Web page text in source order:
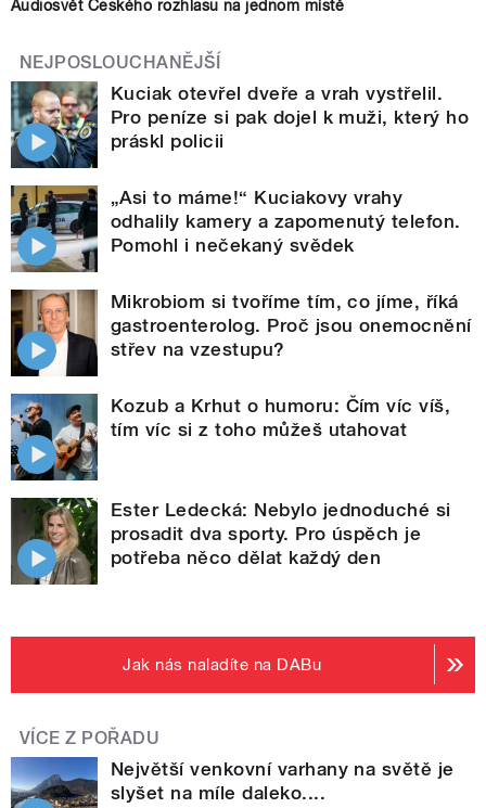
Audiosvět Českého rozhlasu na jednom místě
NEJPOSLOUCHANĚJŠÍ
Kuciak otevřel dveře a vrah vystřelil.
Pro peníze si pak dojel k muži, který ho
práskl policii
„Asi to máme!“ Kuciakovy vrahy
odhalily kamery a zapomenutý telefon.
Pomohl i nečekaný svědek
Mikrobiom si tvoříme tím, co jíme, říká
gastroenterolog. Proč jsou onemocnění
střev na vzestupu?
Kozub a Krhut o humoru: Čím víc víš,
tím víc si z toho můžeš utahovat
Ester Ledecká: Nebylo jednoduché si
prosadit dva sporty. Pro úspěch je
potřeba něco dělat každý den
Jak nás naladíte na DABu
VÍCE Z POŘADU
Největší venkovní varhany na světě je
slyšet na míle daleko....